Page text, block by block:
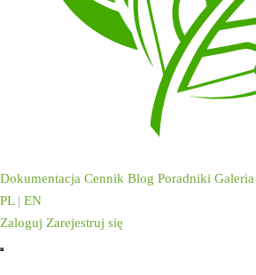
Dokumentacja Cennik Blog Poradniki Galeria
PL | EN
Zaloguj Zarejestruj się